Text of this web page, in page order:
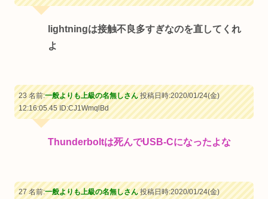
lightningは接触不良多すぎなのを直してくれ
よ
23 名前:一般よりも上級の名無しさん投稿日時:2020/01/24(金)
12:16:05.45ID:CJ1WmqlBd
Thunderboltは死んでUSB-Cになったよな
27 名前:一般よりも上級の名無しさん投稿日時:2020/01/24(金)